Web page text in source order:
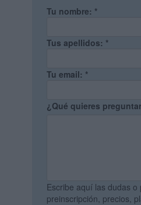
Tu nombre: *
Tus apellidos: *
Tu email: *
¿Qué quieres
Escribe aquí las dudas
preinscripción, precios,